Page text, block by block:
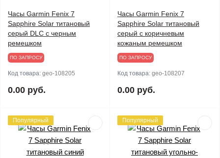
Часы Garmin Fenix 7
Sapphire Solar титановый
серый DLC с черным
ремешком
ПО ЗАПРОСУ
Код товара: geo-108205
0.00 руб.
Часы Garmin Fenix 7
Sapphire Solar титановый
серый с коричневым
кожаным ремешком
ПО ЗАПРОСУ
Код товара: geo-108207
0.00 руб.
Популярный Популярный